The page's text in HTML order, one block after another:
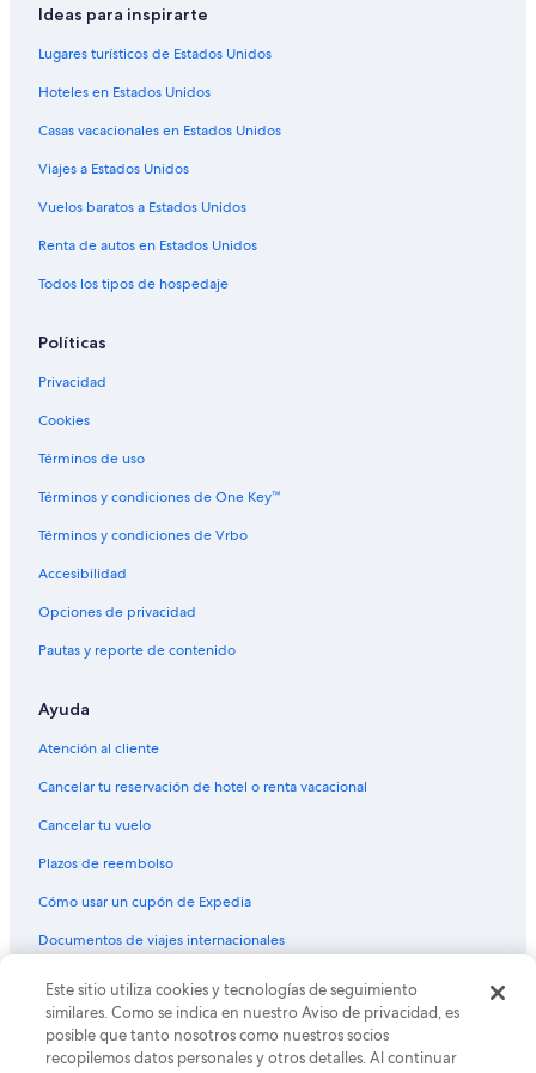
Hoteles con estacionamiento en Cocoa Beach
Hoteles gay friendly en Cocoa Beach
Hoteles en Cocoa Beach
Moteles en Cocoa Beach
Villas en Cocoa Beach
Hoteles cerca de Brevard Veterans Memorial Museum Military
Hoteles cerca de Isla Merritt
Hoteles en Banana River Drive
Ideas para inspirarte
Lugares turísticos de Estados Unidos
Hoteles en Estados Unidos
Casas vacacionales en Estados Unidos
Viajes a Estados Unidos
Vuelos baratos a Estados Unidos
Renta de autos en Estados Unidos
Todos los tipos de hospedaje
Políticas
Privacidad
Cookies
Términos de uso
Términos y condiciones de One Key™
Términos y condiciones de Vrbo
Accesibilidad
Opciones de privacidad
Pautas y reporte de contenido
Ayuda
Atención al cliente
Cancelar tu reservación de hotel o renta vacacional
Cancelar tu vuelo
Plazos de reembolso
Cómo usar un cupón de Expedia
Documentos de viajes internacionales
© 2026 Expedia, Inc., una empresa de Expedia Group. Todos los
derechos reservados. Expedia y el logo de Expedia son marcas
registradas o marcas comerciales de Expedia, Inc. CST# 2029030-50.
Este sitio utiliza cookies y tecnologías de seguimiento
similares. Como se indica en nuestro Aviso de privacidad, es
posible que tanto nosotros como nuestros socios
recopilemos datos personales y otros detalles. Al continuar